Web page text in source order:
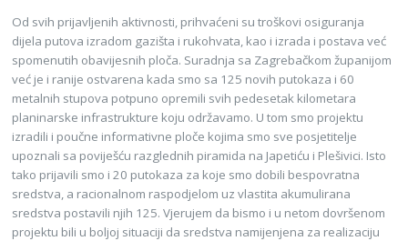
Od svih prijavljenih aktivnosti, prihvaćeni su troškovi osiguranja
dijela putova izradom gazišta i rukohvata, kao i izrada i postava već
spomenutih obavijesnih ploča. Suradnja sa Zagrebačkom županijom
već je i ranije ostvarena kada smo sa 125 novih putokaza i 60
metalnih stupova potpuno opremili svih pedesetak kilometara
planinarske infrastrukture koju održavamo. U tom smo projektu
izradili i poučne informativne ploče kojima smo sve posjetitelje
upoznali sa poviješću razglednih piramida na Japetiću i Plešivici. Isto
tako prijavili smo i 20 putokaza za koje smo dobili bespovratna
sredstva, a racionalnom raspodjelom uz vlastita akumulirana
sredstva postavili njih 125. Vjerujem da bismo i u netom dovršenom
projektu bili u boljoj situaciji da sredstva namijenjena za realizaciju